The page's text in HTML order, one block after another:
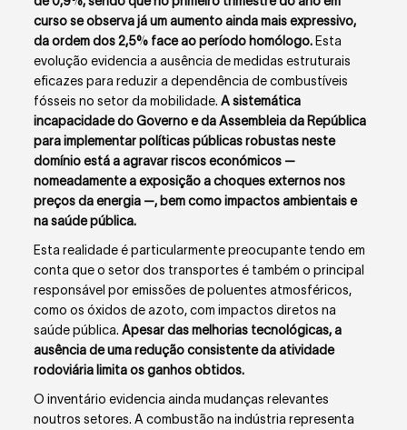
curso se observa já um aumento ainda mais expressivo,
da ordem dos 2,5% face ao período homólogo. Esta
evolução evidencia a ausência de medidas estruturais
eficazes para reduzir a dependência de combustíveis
fósseis no setor da mobilidade.A sistemática
incapacidade do Governo e da Assembleia da República
para implementar políticas públicas robustas neste
domínio está a agravar riscos económicos —
nomeadamente a exposição a choques externos nos
preços da energia —, bem como impactos ambientais e
na saúde pública.
Esta realidade é particularmente preocupante tendo em
conta que o setor dos transportes é também o principal
responsável por emissões de poluentes atmosféricos,
como os óxidos de azoto, com impactos diretos na
saúde pública.Apesar das melhorias tecnológicas, a
ausência de uma redução consistente da atividade
rodoviária limita os ganhos obtidos.
O inventário evidencia ainda mudanças relevantes
noutros setores. A combustão na indústria representa